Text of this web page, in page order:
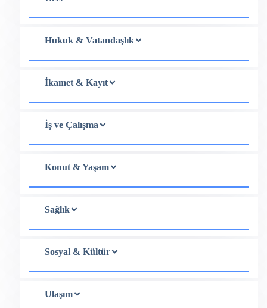
Hukuk & Vatandaşlık
İkamet & Kayıt
İş ve Çalışma
Konut & Yaşam
Sağlık
Sosyal & Kültür
Ulaşım